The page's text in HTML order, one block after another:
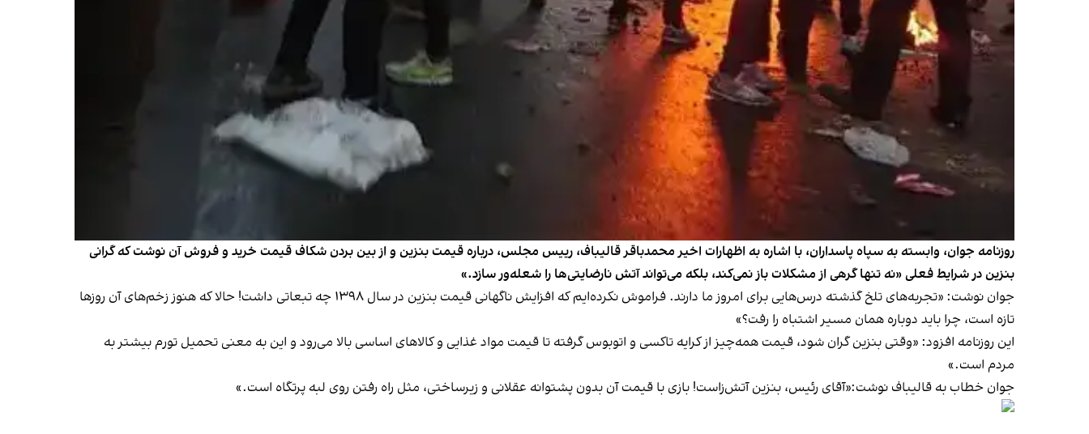
روزنامه جوان، وابسته به سپاه پاسداران، با اشاره به اظهارات اخیر محمدباقر قالیباف، رییس مجلس، درباره قیمت بنزین و از بین بردن شکاف قیمت خرید و فروش آن نوشت که گرانی
بنزین در شرایط فعلی «نه تنها گرهی از مشکلات باز نمی‌کند، بلکه می‌تواند آتش نارضایتی‌ها را شعله‌ور سازد.»
جوان نوشت: «تجربه‌های تلخ گذشته درس‌هایی برای امروز ما دارند. فراموش نکرده‌ایم که افزایش ناگهانی قیمت بنزین در سال ۱۳۹۸ چه تبعاتی داشت! حالا که هنوز زخم‌های آن روز‌ها
تازه است، چرا باید دوباره همان مسیر اشتباه را رفت؟»
این روزنامه افزود: «وقتی بنزین گران شود، قیمت همه‌چیز از کرایه تاکسی و اتوبوس گرفته تا قیمت مواد غذایی و کالا‌های اساسی بالا می‌رود و این به معنی تحمیل تورم بیشتر به
مردم است.»
جوان خطاب به قالیباف نوشت:‌«آقای رئیس، بنزین آتش‌زاست! بازی با قیمت آن بدون پشتوانه عقلانی و زیرساختی، مثل راه رفتن روی لبه پرتگاه است.»